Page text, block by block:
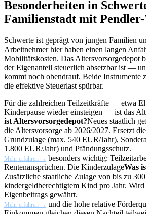
Besonderheiten in
Familienstadt mit
Schwerte ist geprägt von jungen Familien
Arbeitnehmer hier haben einen langen
Mobilitätskosten. Das Altersvorsorgedepot
der Eigenanteil steuerlich absetzbar ist —
kommt noch obendrauf. Beide Instrumente
die effektive Steuerlast spürbar.
Für die zahlreichen Teilzeitkräfte — etwa
Kinderpause wieder einsteigen — ist das
ist Altersvorsorgedepot?Neues staatlich
die Altersvorsorge ab 2026/2027. Ersetzt
Grundzulage (max. 540 EUR/Jahr),
1.800 EUR/Jahr) und Pfändungsschutz.
Mehr erfahren → besonders wichtig:
Rentenansprüchen. Die KinderzulageWas
Zusätzliche staatliche Zulage von bis zu
kindergeldberechtigtem Kind pro Jahr.
Eigenbeitrags gewährt.
Mehr erfahren → und die hohe relative